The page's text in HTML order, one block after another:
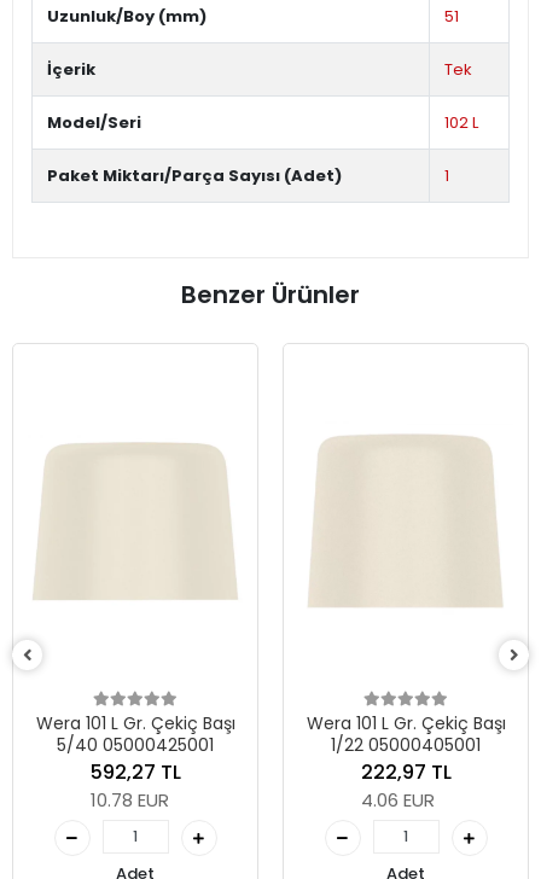
Uzunluk/Boy (mm) 51
İçerik Tek
Model/Seri 102 L
Paket Miktarı/Parça Sayısı (Adet) 1
Benzer Ürünler
101 L Gr. Çekiç Başı
5/40 05000425001
592,27 TL
10.78 EUR
Wera 101 L Gr. Çekiç Başı
1/22 05000405001
222,97 TL
4.06 EUR